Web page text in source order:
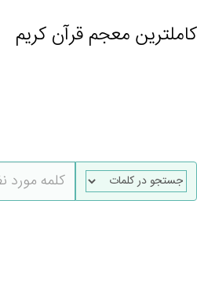
کاملترین معجم قرآن کریم